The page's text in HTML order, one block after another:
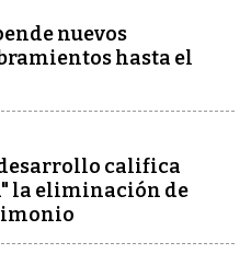
nuevos
hasta el
califica
la eliminación de